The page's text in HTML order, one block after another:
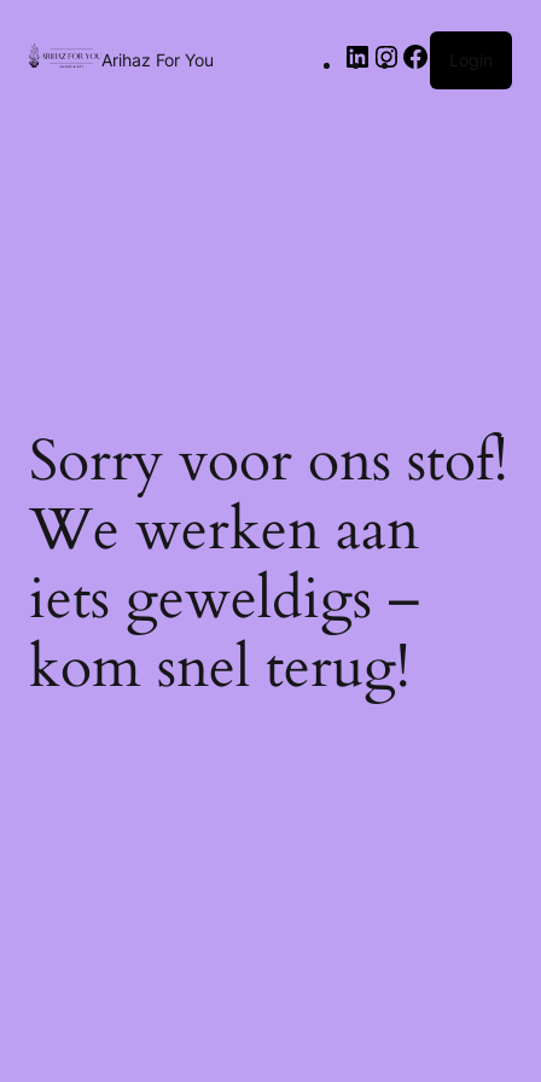
Arihaz For You Login
Sorry voor ons stof!
We werken aan
iets geweldigs –
kom snel terug!